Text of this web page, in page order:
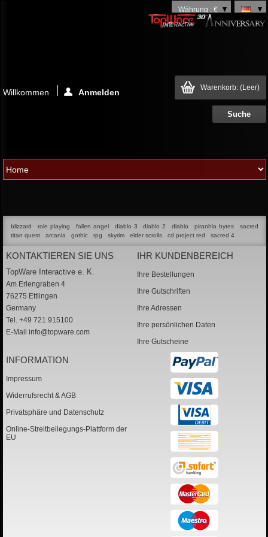
Währung : €
Warenkorb: (Leer)
Willkommen Anmelden
blizzard role playing fallen angel diablo 3 diablo 2 diablo piranhia bytes
sacred
titan quest
arcania gothic rpg skyrim elder scrolls cd project red sacred 4
KONTAKTIEREN SIE UNS
TopWare Interactive e. K.
Am Erlengraben 4
76275 Ettlingen
Germany
Tel. +49 721 915100
E-Mail info@topware.com
IHR KUNDENBEREICH
Ihre Bestellungen
Ihre Gutschriften
Ihre Adressen
Ihre persönlichen Daten
Ihre Gutscheine
INFORMATION
Impressum
Widerrufsrecht & AGB
Privatsphäre und Datenschutz
Online-Streitbeilegungs-Plattform der
EU